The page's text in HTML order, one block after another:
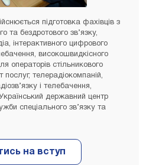
підготовка фахівців з
та бездротового зв’язку,
інтерактивного цифрового
високошвидкісного
операторів стільникового
послуг, телерадіокомпаній,
і телебачення,
державний центр
спеціального зв’язку та